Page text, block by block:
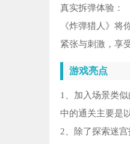
真实拆弹体验：
《炸弹猎人》
紧张与刺激，享
游戏亮点
1、加入场景类
中的通关主要是
2、除了探索迷